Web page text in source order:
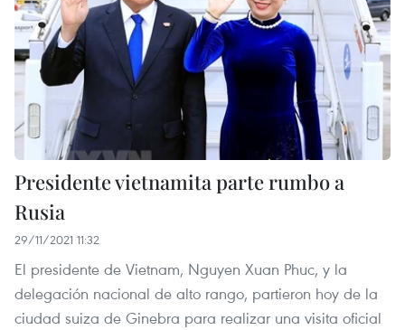
Presidente vietnamita parte rumbo a
Rusia
29/11/2021 11:32
El presidente de Vietnam, Nguyen Xuan Phuc, y la
delegación nacional de alto rango, partieron hoy de la
ciudad suiza de Ginebra para realizar una visita oficial